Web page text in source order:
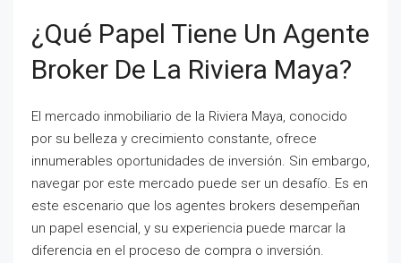
¿Qué Papel Tiene Un Agente
Broker De La Riviera Maya?
El mercado inmobiliario de la Riviera Maya, conocido
por su belleza y crecimiento constante, ofrece
innumerables oportunidades de inversión. Sin embargo,
navegar por este mercado puede ser un desafío. Es en
este escenario que los agentes brokers desempeñan
un papel esencial, y su experiencia puede marcar la
diferencia en el proceso de compra o inversión.